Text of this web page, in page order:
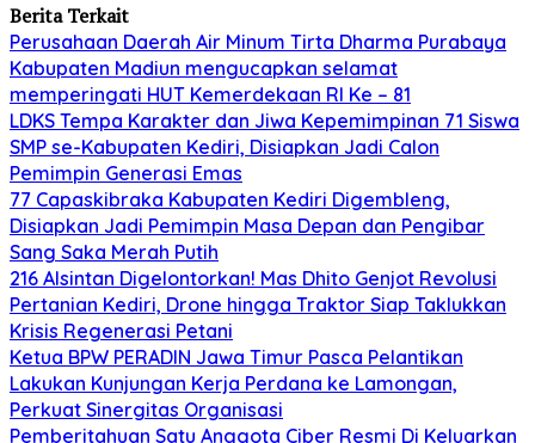
Berita Terkait
Perusahaan Daerah Air Minum Tirta Dharma Purabaya
Kabupaten Madiun mengucapkan selamat
memperingati HUT Kemerdekaan RI Ke – 81
LDKS Tempa Karakter dan Jiwa Kepemimpinan 71 Siswa
SMP se-Kabupaten Kediri, Disiapkan Jadi Calon
Pemimpin Generasi Emas
77 Capaskibraka Kabupaten Kediri Digembleng,
Disiapkan Jadi Pemimpin Masa Depan dan Pengibar
Sang Saka Merah Putih
216 Alsintan Digelontorkan! Mas Dhito Genjot Revolusi
Pertanian Kediri, Drone hingga Traktor Siap Taklukkan
Krisis Regenerasi Petani
Ketua BPW PERADIN Jawa Timur Pasca Pelantikan
Lakukan Kunjungan Kerja Perdana ke Lamongan,
Perkuat Sinergitas Organisasi
Pemberitahuan Satu Anggota Ciber Resmi Di Keluarkan